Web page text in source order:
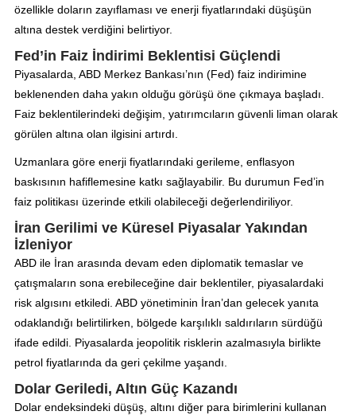
özellikle doların zayıflaması ve enerji fiyatlarındaki düşüşün
altına destek verdiğini belirtiyor.
Fed’in Faiz İndirimi Beklentisi Güçlendi
Piyasalarda, ABD Merkez Bankası’nın (Fed) faiz indirimine
beklenenden daha yakın olduğu görüşü öne çıkmaya başladı.
Faiz beklentilerindeki değişim, yatırımcıların güvenli liman olarak
görülen altına olan ilgisini artırdı.
Uzmanlara göre enerji fiyatlarındaki gerileme, enflasyon
baskısının hafiflemesine katkı sağlayabilir. Bu durumun Fed’in
faiz politikası üzerinde etkili olabileceği değerlendiriliyor.
İran Gerilimi ve Küresel Piyasalar Yakından
İzleniyor
ABD ile İran arasında devam eden diplomatik temaslar ve
çatışmaların sona erebileceğine dair beklentiler, piyasalardaki
risk algısını etkiledi. ABD yönetiminin İran’dan gelecek yanıta
odaklandığı belirtilirken, bölgede karşılıklı saldırıların sürdüğü
ifade edildi. Piyasalarda jeopolitik risklerin azalmasıyla birlikte
petrol fiyatlarında da geri çekilme yaşandı.
Dolar Geriledi, Altın Güç Kazandı
Dolar endeksindeki düşüş, altını diğer para birimlerini kullanan